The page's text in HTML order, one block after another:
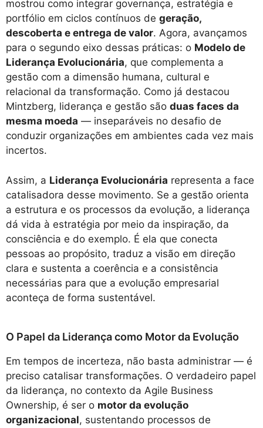
mostrou como integrar governança, estratégia e
portfólio em ciclos contínuos de geração,
descoberta e entrega de valor. Agora, avançamos
para o segundo eixo dessas práticas: o Modelo de
Liderança Evolucionária, que complementa a
gestão com a dimensão humana, cultural e
relacional da transformação. Como já destacou
Mintzberg, liderança e gestão são duas faces da
mesma moeda — inseparáveis no desafio de
conduzir organizações em ambientes cada vez mais
incertos.
Assim, a Liderança Evolucionária representa a face
catalisadora desse movimento. Se a gestão orienta
a estrutura e os processos da evolução, a liderança
dá vida à estratégia por meio da inspiração, da
consciência e do exemplo. É ela que conecta
pessoas ao propósito, traduz a visão em direção
clara e sustenta a coerência e a consistência
necessárias para que a evolução empresarial
aconteça de forma sustentável.
O Papel da Liderança como Motor da Evolução
Em tempos de incerteza, não basta administrar — é
preciso catalisar transformações. O verdadeiro papel
da liderança, no contexto da Agile Business
Ownership, é ser o motor da evolução
organizacional, sustentando processos de